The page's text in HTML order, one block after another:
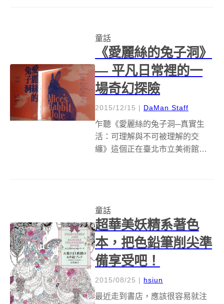
藝術家 Marina Byc...
童話
《愛麗絲的兔子洞》
— 平凡日常裡的一
場奇幻探險
2015/12/15 | DaMan Staff
乍聽《愛麗絲的兔子洞─真實生
活：可理解與不可被理解的交
纏》這個正在臺北市立美術館進
今年適逢這部經典童話出版150...
童話
超華美妖精系著色
本，把色鉛筆削尖準
備享受吧！
2015/08/25 | hsiun
最近走到書店，應該很容易就注